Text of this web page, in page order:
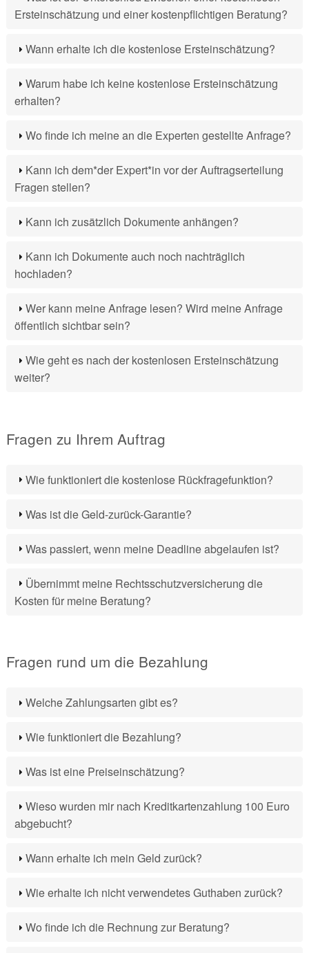
Ersteinschätzung und einer kostenpflichtigen Beratung?
Wann erhalte ich die kostenlose Ersteinschätzung?
Warum habe ich keine kostenlose Ersteinschätzung
erhalten?
Wo finde ich meine an die Experten gestellte Anfrage?
Kann ich dem*der Expert*in vor der Auftragserteilung
Fragen stellen?
Kann ich zusätzlich Dokumente anhängen?
Kann ich Dokumente auch noch nachträglich
hochladen?
Wer kann meine Anfrage lesen? Wird meine Anfrage
öffentlich sichtbar sein?
Wie geht es nach der kostenlosen Ersteinschätzung
weiter?
Fragen zu Ihrem Auftrag
Wie funktioniert die kostenlose Rückfragefunktion?
Was ist die Geld-zurück-Garantie?
Was passiert, wenn meine Deadline abgelaufen ist?
Übernimmt meine Rechtsschutzversicherung die
Kosten für meine Beratung?
Fragen rund um die Bezahlung
Welche Zahlungsarten gibt es?
Wie funktioniert die Bezahlung?
Was ist eine Preiseinschätzung?
Wieso wurden mir nach Kreditkartenzahlung 100 Euro
abgebucht?
Wann erhalte ich mein Geld zurück?
Wie erhalte ich nicht verwendetes Guthaben zurück?
Wo finde ich die Rechnung zur Beratung?